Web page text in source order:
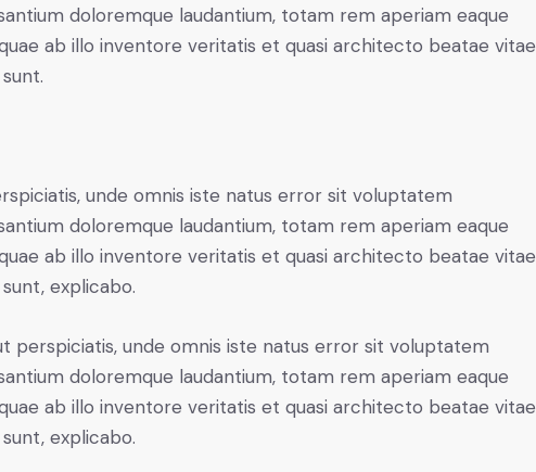
doloremque laudantium, totam rem aperiam eaque
ab illo inventore veritatis et quasi architecto beatae vitae
unde omnis iste natus error sit voluptatem
doloremque laudantium, totam rem aperiam eaque
ab illo inventore veritatis et quasi architecto beatae vitae
explicabo.
perspiciatis, unde omnis iste natus error sit voluptatem
doloremque laudantium, totam rem aperiam eaque
ab illo inventore veritatis et quasi architecto beatae vitae
explicabo.